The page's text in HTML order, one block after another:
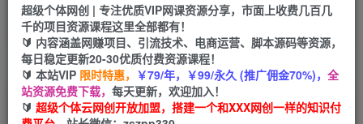
挂机
项目
脚本卡密
APP下载
GO
首页 创业课程 会员免费 正文
小红书电商爆量训练营，养生花茶实战篇，月入
超级个体网创 | 专注优质VIP网课资源分享，市面上收费几百几
千的项目资源课程这里全部都有！
🔰 内容涵盖网赚项目、引流技术、电商运营、脚本源码等资源，
每日稳定更新20-30优质付费资源课程！
🔰 本站VIP 限时特惠， ￥79/年，￥99/永久 (推广佣金70%)， 全
站资源免费下载， 每天更新，欢迎加入！
🔰 超级个体云网创开放加盟，搭建一个和XXX网创一样的知识付